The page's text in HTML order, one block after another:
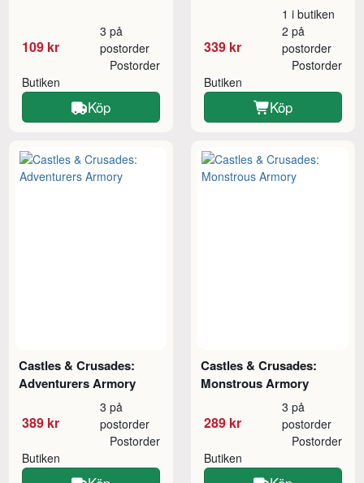
109 kr
3 på
postorder
Butiken
Postorder
Köp
339 kr
1 i butiken
2 på
postorder
Butiken
Postorder
Köp
Castles & Crusades:
Adventurers Armory
389 kr
3 på
postorder
Butiken
Postorder
Castles & Crusades:
Monstrous Armory
289 kr
3 på
postorder
Butiken
Postorder